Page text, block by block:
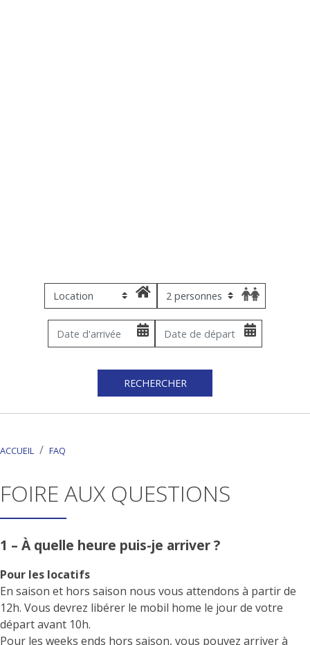
RECHERCHER
ACCUEIL FAQ
FOIRE AUX QUESTIONS
1 – À quelle heure puis-je arriver ?
Pour les locatifs
En saison et hors saison nous vous attendons à partir de
12h. Vous devrez libérer le mobil home le jour de votre
départ avant 10h.
Pour les weeks ends hors saison, vous pouvez arriver à